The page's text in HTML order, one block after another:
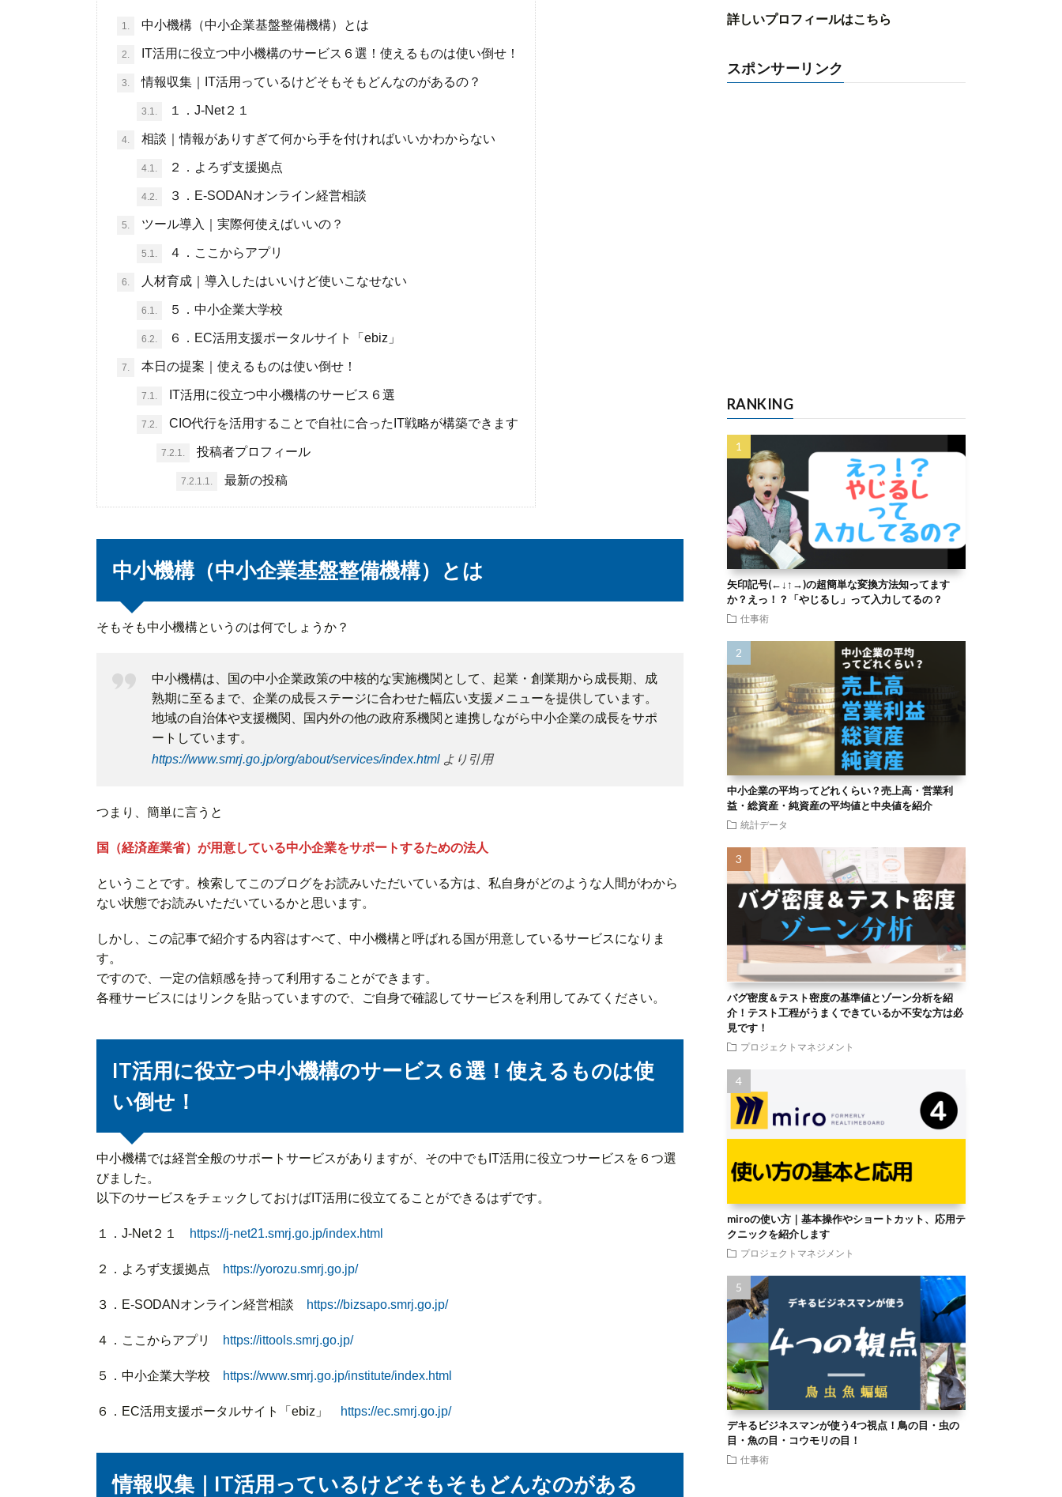
1. 中小機構（中小企業基盤整備機構）とは
2. IT活用に役立つ中小機構のサービス６選！使えるものは使い倒せ！
3. 情報収集｜IT活用っているけどそもそもどんなのがあるの？
3.1. １．J-Net２１
4. 相談｜情報がありすぎて何から手を付ければいいかわからない
4.1. ２．よろず支援拠点
4.2. ３．E-SODANオンライン経営相談
5. ツール導入｜実際何使えばいいの？
5.1. ４．ここからアプリ
6. 人材育成｜導入したはいいけど使いこなせない
6.1. ５．中小企業大学校
6.2. ６．EC活用支援ポータルサイト「ebiz」
7. 本日の提案｜使えるものは使い倒せ！
7.1. IT活用に役立つ中小機構のサービス６選
7.2. CIO代行を活用することで自社に合ったIT戦略が構築できます
7.2.1. 投稿者プロフィール
7.2.1.1. 最新の投稿
中小機構（中小企業基盤整備機構）とは
そもそも中小機構というのは何でしょうか？
中小機構は、国の中小企業政策の中核的な実施機関として、起業・創業期から成長期、成
熟期に至るまで、企業の成長ステージに合わせた幅広い支援メニューを提供しています。
地域の自治体や支援機関、国内外の他の政府系機関と連携しながら中小企業の成長をサポ
ートしています。
https://www.smrj.go.jp/org/about/services/index.html より引用
つまり、簡単に言うと
国（経済産業省）が用意している中小企業をサポートするための法人
ということです。検索してこのブログをお読みいただいている方は、私自身がどのような人間がわから
ない状態でお読みいただいているかと思います。
しかし、この記事で紹介する内容はすべて、中小機構と呼ばれる国が用意しているサービスになりま
す。
ですので、一定の信頼感を持って利用することができます。
各種サービスにはリンクを貼っていますので、ご自身で確認してサービスを利用してみてください。
IT活用に役立つ中小機構のサービス６選！使えるものは使
い倒せ！
中小機構では経営全般のサポートサービスがありますが、その中でもIT活用に役立つサービスを６つ選
びました。
以下のサービスをチェックしておけばIT活用に役立てることができるはずです。
１．J-Net２１ https://j-net21.smrj.go.jp/index.html
２．よろず支援拠点 https://yorozu.smrj.go.jp/
３．E-SODANオンライン経営相談 https://bizsapo.smrj.go.jp/
４．ここからアプリ https://ittools.smrj.go.jp/
５．中小企業大学校 https://www.smrj.go.jp/institute/index.html
６．EC活用支援ポータルサイト「ebiz」 https://ec.smrj.go.jp/
情報収集｜IT活用っているけどそもそもどんなのがある
詳しいプロフィールはこちら
スポンサーリンク
RANKING
矢印記号(←↓↑→)の超簡単な変換方法知ってます
か？えっ！？「やじるし」って入力してるの？
仕事術
中小企業の平均ってどれくらい？売上高・営業利
益・総資産・純資産の平均値と中央値を紹介
統計データ
バグ密度＆テスト密度の基準値とゾーン分析を紹
介！テスト工程がうまくできているか不安な方は必
見です！
プロジェクトマネジメント
miroの使い方｜基本操作やショートカット、応用テ
クニックを紹介します
プロジェクトマネジメント
デキるビジネスマンが使う4つ視点！鳥の目・虫の
目・魚の目・コウモリの目！
仕事術